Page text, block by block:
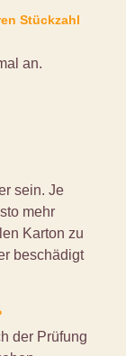
Stückzahl
an.
sein. Je
mehr
Karton zu
beschädigt
der Prüfung